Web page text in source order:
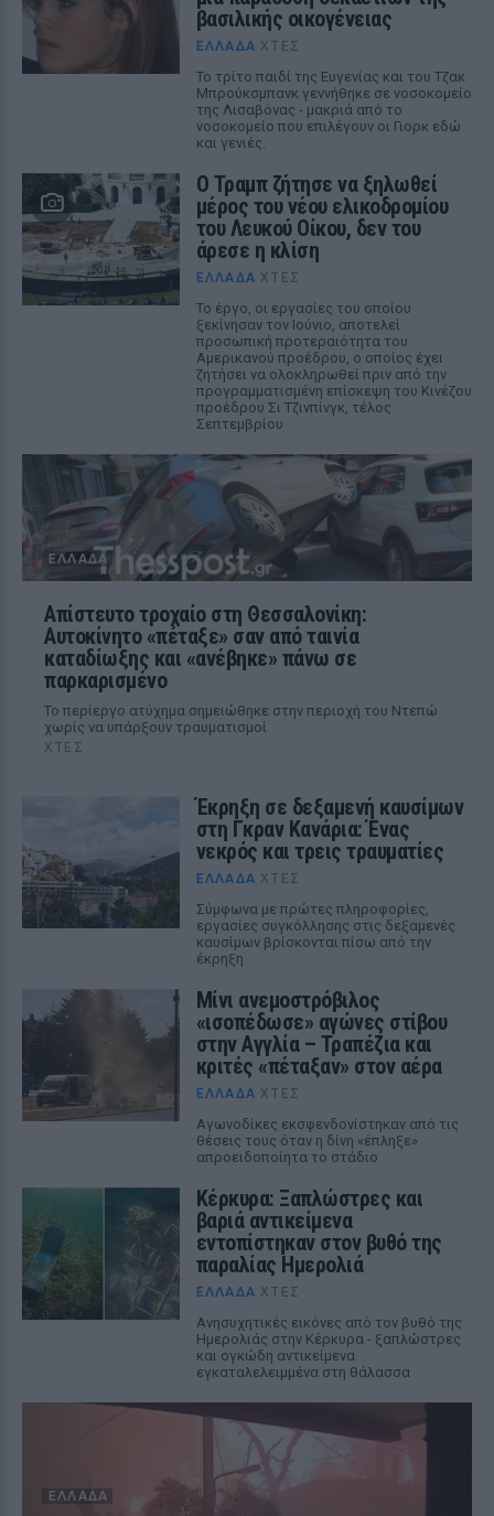
βασιλικής οικογένειας
ΕΛΛΆΔΑ ΧΤΕΣ
Το τρίτο παιδί της Ευγενίας και του Τζακ
Μπρούκσμπανκ γεννήθηκε σε νοσοκομείο
της Λισαβόνας - μακριά από το
νοσοκομείο που επιλέγουν οι Γιορκ εδώ
και γενιές.
Ο Τραμπ ζήτησε να ξηλωθεί
μέρος του νέου ελικοδρομίου
του Λευκού Οίκου, δεν του
άρεσε η κλίση
ΕΛΛΆΔΑ ΧΤΕΣ
Το έργο, οι εργασίες του οποίου
ξεκίνησαν τον Ιούνιο, αποτελεί
προσωπική προτεραιότητα του
Αμερικανού προέδρου, ο οποίος έχει
ζητήσει να ολοκληρωθεί πριν από την
προγραμματισμένη επίσκεψη του Κινέζου
προέδρου Σι Τζινπίνγκ, τέλος
Σεπτεμβρίου
ΕΛΛΆΔΑ
Απίστευτο τροχαίο στη Θεσσαλονίκη:
Αυτοκίνητο «πέταξε» σαν από ταινία
καταδίωξης και «ανέβηκε» πάνω σε
παρκαρισμένο
Το περίεργο ατύχημα σημειώθηκε στην περιοχή του Ντεπώ
χωρίς να υπάρξουν τραυματισμοί
ΧΤΕΣ
Έκρηξη σε δεξαμενή καυσίμων
στη Γκραν Κανάρια: Ένας
νεκρός και τρεις τραυματίες
ΕΛΛΆΔΑ ΧΤΕΣ
Σύμφωνα με πρώτες πληροφορίες,
εργασίες συγκόλλησης στις δεξαμενές
καυσίμων βρίσκονται πίσω από την
έκρηξη
Μίνι ανεμοστρόβιλος
«ισοπέδωσε» αγώνες στίβου
στην Αγγλία – Τραπέζια και
κριτές «πέταξαν» στον αέρα
ΕΛΛΆΔΑ ΧΤΕΣ
Αγωνοδίκες εκσφενδονίστηκαν από τις
θέσεις τους όταν η δίνη «έπληξε»
απροειδοποίητα το στάδιο
Κέρκυρα: Ξαπλώστρες και
βαριά αντικείμενα
εντοπίστηκαν στον βυθό της
παραλίας Ημερολιά
ΕΛΛΆΔΑ ΧΤΕΣ
Ανησυχητικές εικόνες από τον βυθό της
Ημερολιάς στην Κέρκυρα - ξαπλώστρες
και ογκώδη αντικείμενα
εγκαταλελειμμένα στη θάλασσα
ΕΛΛΆΔΑ